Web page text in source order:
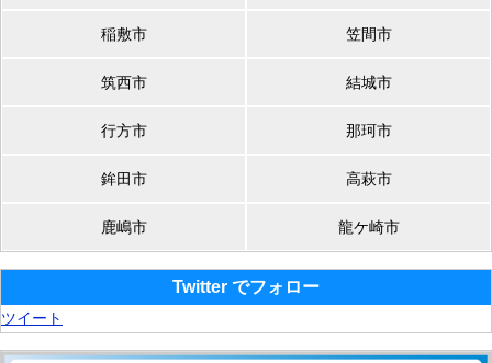
稲敷市 笠間市
筑西市 結城市
行方市 那珂市
鉾田市 高萩市
鹿嶋市 龍ケ崎市
Twitter でフォロー
ツイート